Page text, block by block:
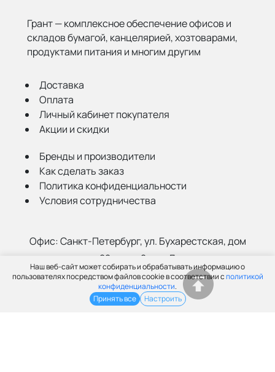
Наш веб-сайт может собирать и обрабатывать информацию о
пользователях посредством файлов cookie в соответствии сполитикой
конфиденциальности.
Принять все
Настроить
Грант — комплексное обеспечение офисов и
складов бумагой, канцелярией, хозтоварами,
продуктами питания и многим другим
Доставка
Оплата
Личный кабинет покупателя
Акции и скидки
Бренды и производители
Как сделать заказ
Политика конфиденциальности
Условия сотрудничества
Офис:Санкт-Петербург, ул. Бухарестская, дом
22, корп. 2, лит Д
Склад:Санкт-Петербург, ул. Салова, 52а
(812) 402-99-91